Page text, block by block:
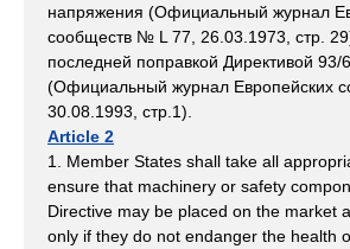
напряжения (Официальный журнал
сообществ № L 77, 26.03.1973, стр.
последней поправкой Директивой
(Официальный журнал Европейских
30.08.1993, стр.1).
Article 2
1. Member States shall take all
ensure that machinery or safety
Directive may be placed on the market
only if they do not endanger the health